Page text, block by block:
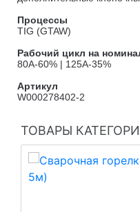
Процессы
TIG (GTAW)
Рабочий цикл на
80A-60% | 125A-35%
Артикул
W000278402-2
ТОВАРЫ